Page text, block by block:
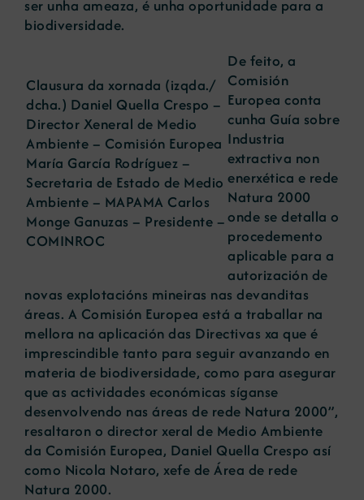
ser unha ameaza, é unha oportunidade para a
biodiversidade.
Clausura da xornada (izqda./
dcha.) Daniel Quella Crespo –
Director Xeneral de Medio
Ambiente – Comisión Europea
María García Rodríguez –
Secretaria de Estado de Medio
Ambiente – MAPAMA Carlos
Monge Ganuzas – Presidente –
COMINROC
De feito, a
Comisión
Europea conta
cunha Guía sobre
Industria
extractiva non
enerxética e rede
Natura 2000
onde se detalla o
procedemento
aplicable para a
autorización de
novas explotacións mineiras nas devanditas
áreas. A Comisión Europea está a traballar na
mellora na aplicación das Directivas xa que é
imprescindible tanto para seguir avanzando en
materia de biodiversidade, como para asegurar
que as actividades económicas síganse
desenvolvendo nas áreas de rede Natura 2000”,
resaltaron o director xeral de Medio Ambiente
da Comisión Europea, Daniel Quella Crespo así
como Nicola Notaro, xefe de Área de rede
Natura 2000.